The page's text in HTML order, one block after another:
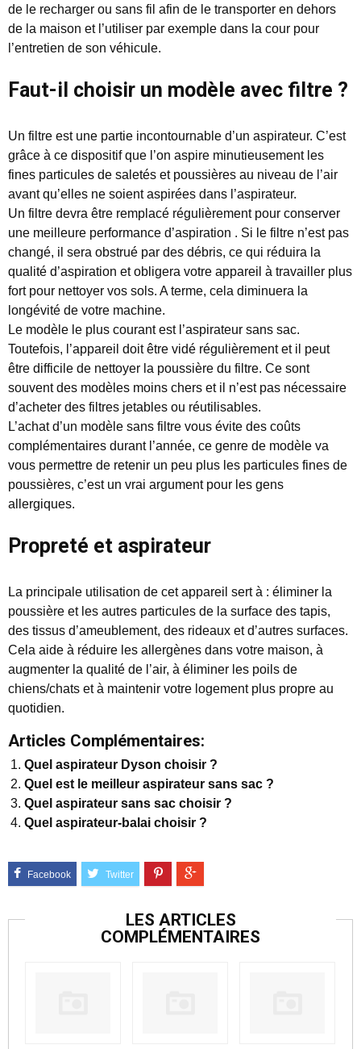
de le recharger ou sans fil afin de le transporter en dehors
de la maison et l’utiliser par exemple dans la cour pour
l’entretien de son véhicule.
Faut-il choisir un modèle avec filtre ?
Un filtre est une partie incontournable d’un aspirateur. C’est
grâce à ce dispositif que l’on aspire minutieusement les
fines particules de saletés et poussières au niveau de l’air
avant qu’elles ne soient aspirées dans l’aspirateur.
Un filtre devra être remplacé régulièrement pour conserver
une meilleure performance d’aspiration . Si le filtre n’est pas
changé, il sera obstrué par des débris, ce qui réduira la
qualité d’aspiration et obligera votre appareil à travailler plus
fort pour nettoyer vos sols. A terme, cela diminuera la
longévité de votre machine.
Le modèle le plus courant est l’aspirateur sans sac.
Toutefois, l’appareil doit être vidé régulièrement et il peut
être difficile de nettoyer la poussière du filtre. Ce sont
souvent des modèles moins chers et il n’est pas nécessaire
d’acheter des filtres jetables ou réutilisables.
L’achat d’un modèle sans filtre vous évite des coûts
complémentaires durant l’année, ce genre de modèle va
vous permettre de retenir un peu plus les particules fines de
poussières, c’est un vrai argument pour les gens
allergiques.
Propreté et aspirateur
La principale utilisation de cet appareil sert à : éliminer la
poussière et les autres particules de la surface des tapis,
des tissus d’ameublement, des rideaux et d’autres surfaces.
Cela aide à réduire les allergènes dans votre maison, à
augmenter la qualité de l’air, à éliminer les poils de
chiens/chats et à maintenir votre logement plus propre au
quotidien.
Articles Complémentaires:
Quel aspirateur Dyson choisir ?
Quel est le meilleur aspirateur sans sac ?
Quel aspirateur sans sac choisir ?
Quel aspirateur-balai choisir ?
LES ARTICLES
COMPLÉMENTAIRES